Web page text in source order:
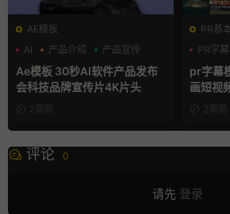
AE模板
AI
产品介绍 产品宣传
Ae模板 30秒AI软件产品发布
会科技品牌宣传片4K片头
2周前
PR基
PR字
人物介
pr字幕
画短视
2周前
评论 0
请先 登录